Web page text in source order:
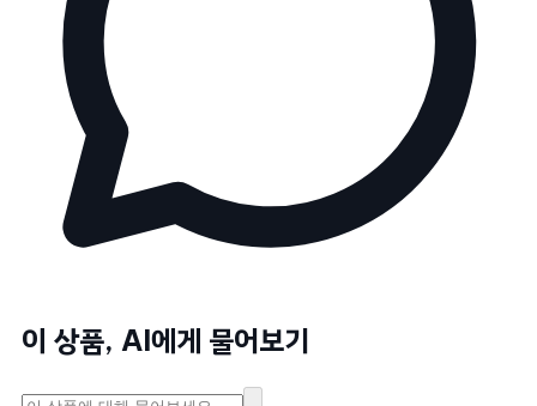
이 상품, AI에게 물어보기